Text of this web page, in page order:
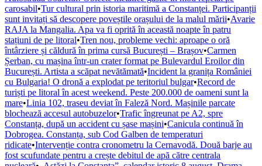
carosabil•Tur cultural prin istoria maritimă a Constanței. Participanții
sunt invitați să descopere poveștile orașului de la malul mării•Avarie
RAJA la Mangalia. Apa va fi oprită în această noapte în patru
stațiuni de pe litoral•Tren nou, probleme vechi: aproape o oră
întârziere și căldură în prima cursă București – Brașov•Carmen
Șerban, cu mașina într-un crater format pe Bulevardul Eroilor din
București. Artista a scăpat nevătămată•Incident la granița României
cu Bulgaria! O dronă a explodat pe teritoriul bulgar•Record de
turiști pe litoral în acest weekend. Peste 200.000 de oameni sunt la
mare•Linia 102, traseu deviat în Faleză Nord. Mașinile parcate
blochează accesul autobuzelor•Trafic îngreunat pe A2, spre
Constanța, după un accident cu șase mașini•Canicula continuă în
Dobrogea. Constanța, sub Cod Galben de temperaturi
ridicate•Intervenție contra cronometru la Cernavodă. Două barje au
fost scufundate pentru a crește debitul de apă către centrala